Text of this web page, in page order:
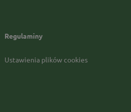
Regulaminy
Ustawienia plików cookies